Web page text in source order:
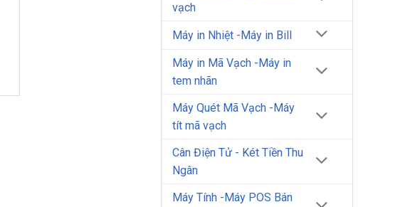
vạch
Máy in Nhiệt -Máy in Bill
Máy in Mã Vạch -Máy in
tem nhãn
Máy Quét Mã Vạch -Máy
tít mã vạch
Cân Điện Tử - Két Tiền Thu
Ngân
Máy Tính -Máy POS Bán